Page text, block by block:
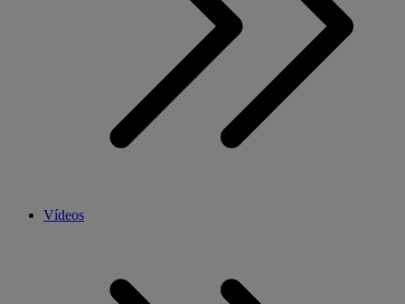
Vídeos